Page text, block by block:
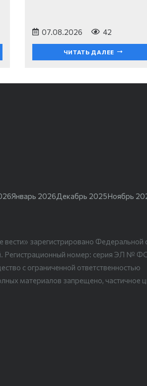
07.08.2026 42
ЧИТАТЬ ДАЛЕЕ
Январь 2026 Декабрь 2025Ноябрь
вести» зарегистрировано Федеральной
Регистрационный номер: серия ЭЛ №
с ограниченной ответственностью
материалов запрещено, частичное